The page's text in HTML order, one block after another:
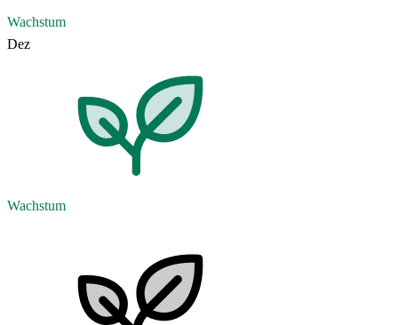
Wachstum
Dez
Wachstum